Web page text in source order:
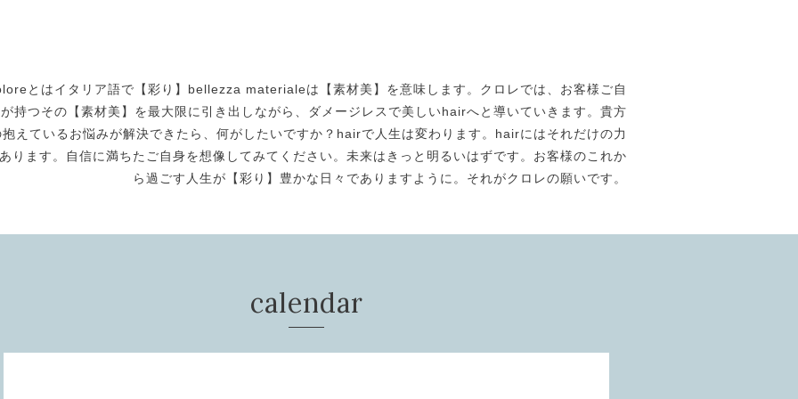
とはイタリア語で【彩り】bellezza materialeは【素材美】を意味します。クロレでは、お客様ご自
持つその【素材美】を最大限に引き出しながら、ダメージレスで美しいhairへと導いていきます。貴方
抱えているお悩みが解決できたら、何がしたいですか？hairで人生は変わります。hairにはそれだけの力
ります。自信に満ちたご自身を想像してみてください。未来はきっと明るいはずです。お客様のこれか
ら過ごす人生が【彩り】豊かな日々でありますように。それがクロレの願いです。
calendar